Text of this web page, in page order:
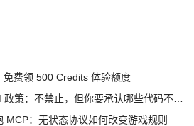
费领 500 Credits 体验额度
MCP：无状态协议如何改变游戏规则